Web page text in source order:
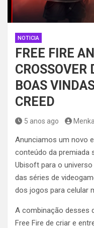
NOTICIA
FREE FIRE
CROSSOVER
BOAS
CREED
5 anos ago
Anunciamos um novo
conteúdo da premiada
Ubisoft para o universo
das séries de
dos jogos para celular
A combinação desses
Free Fire de criar e